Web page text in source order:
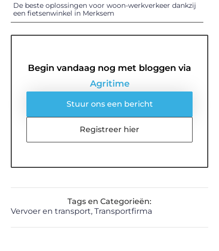
De beste oplossingen voor woon-werkverkeer dankzij
een fietsenwinkel in Merksem
Begin vandaag nog met bloggen via
Agritime
Stuur ons een bericht
Registreer hier
Tags en Categorieën:
Vervoer en transport,Transportfirma